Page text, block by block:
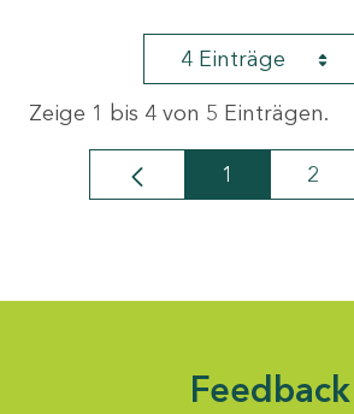
4 Einträge
Zeige 1 bis 4 von 5 Einträgen.
Seite
1 Seite
2
Feedback